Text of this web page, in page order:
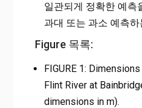
일관되게 정확한 예측
과대 또는 과소 예측
Figure 목록:
FIGURE 1:
Flint River at
dimensions in m).